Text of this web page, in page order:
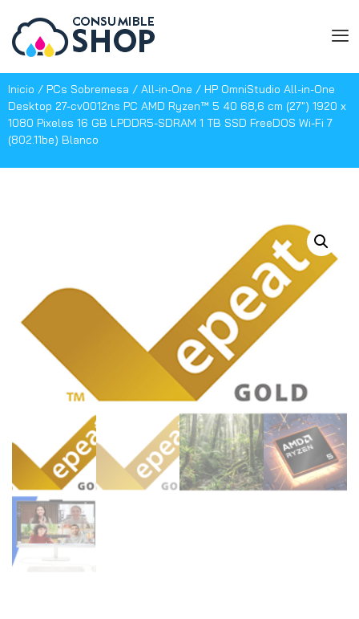
Inicio / PCs Sobremesa / All-in-One / HP OmniStudio All-in-One
Desktop 27-cv0012ns PC AMD Ryzen™ 5 40 68,6 cm (27″) 1920 x
1080 Pixeles 16 GB LPDDR5-SDRAM 1 TB SSD FreeDOS Wi-Fi 7
(802.11be) Blanco